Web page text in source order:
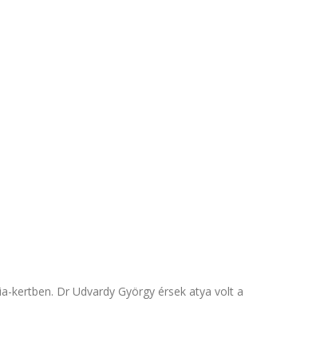
kertben. Dr Udvardy György érsek atya volt a